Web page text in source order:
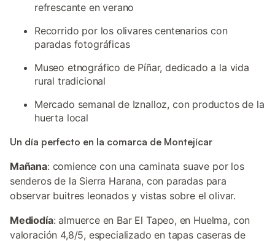
refrescante en verano
Recorrido por los olivares centenarios con
paradas fotográficas
Museo etnográfico de Píñar, dedicado a la vida
rural tradicional
Mercado semanal de Iznalloz, con productos de la
huerta local
Un día perfecto en la comarca de Montejícar
Mañana: comience con una caminata suave por los
senderos de la Sierra Harana, con paradas para
observar buitres leonados y vistas sobre el olivar.
Mediodía: almuerce en Bar El Tapeo, en Huelma, con
valoración 4,8/5, especializado en tapas caseras de